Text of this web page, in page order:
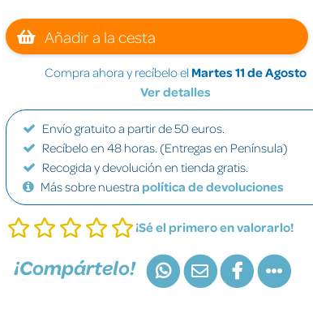
Añadir a la cesta
Compra ahora y recíbelo el Martes 11 de Agosto
Ver detalles
Envío gratuito a partir de 50 euros.
Recíbelo en 48 horas. (Entregas en Península)
Recogida y devolución en tienda gratis.
Más sobre nuestra política de devoluciones
¡Sé el primero en valorarlo!
¡Compártelo!